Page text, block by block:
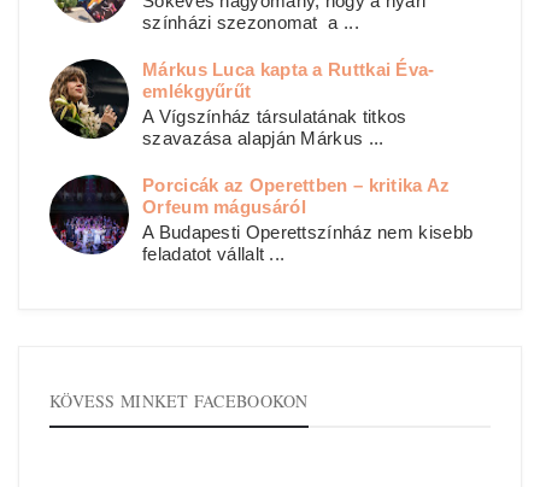
színházi szezonomat a ...
Márkus Luca kapta a Ruttkai Éva-
emlékgyűrűt
A Vígszínház társulatának titkos
szavazása alapján Márkus ...
Porcicák az Operettben – kritika Az
Orfeum mágusáról
A Budapesti Operettszínház nem kisebb
feladatot vállalt ...
KÖVESS MINKET FACEBOOKON